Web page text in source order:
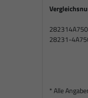
282314A750
28231-
* Alle